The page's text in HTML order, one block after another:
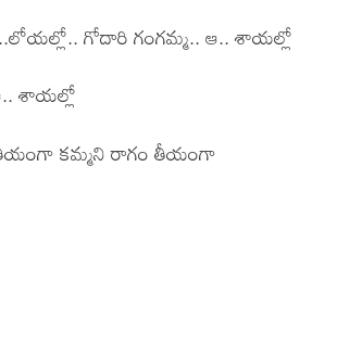
గోదారి గంగమ్మ.. ఆ.. శాయల్లో
శాయల్లో
కమ్మని రాగం తీయంగా